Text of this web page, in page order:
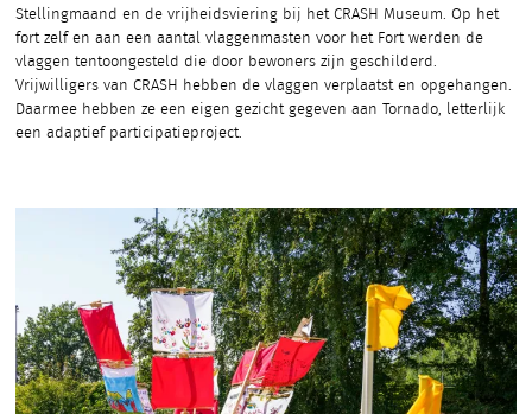
Stellingmaand en de vrijheidsviering bij het CRASH Museum. Op het
fort zelf en aan een aantal vlaggenmasten voor het Fort werden de
vlaggen tentoongesteld die door bewoners zijn geschilderd.
Vrijwilligers van CRASH hebben de vlaggen verplaatst en opgehangen.
Daarmee hebben ze een eigen gezicht gegeven aan Tornado, letterlijk
een adaptief participatieproject.